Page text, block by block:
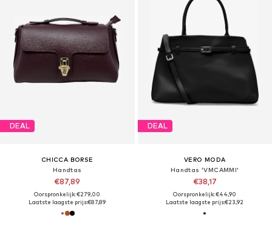
DEAL
CHICCA BORSE
Handtas
€87,89
Oorspronkelijk: €279,00
Laatste laagste prijs:€87,89
DEAL
VERO MODA
Handtas 'VMCAMMI'
€38,17
Oorspronkelijk: €44,90
Laatste laagste prijs:€23,92